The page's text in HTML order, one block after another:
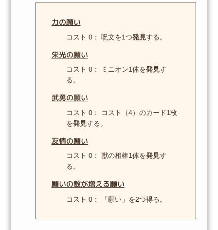
力の願い
コスト 0： 呪文を1つ発見する。
栄光の願い
コスト 0： ミニオン1体を発見す
る。
武勇の願い
コスト 0： コスト（4）のカード1枚
を発見する。
友情の願い
コスト 0： 獣の相棒1体を発見す
る。
願いの数が増える願い
コスト 0： 「願い」を2つ得る。